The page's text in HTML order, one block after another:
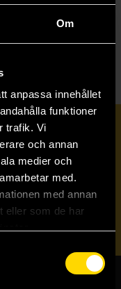
Om
anpassa innehållet
funktioner
trafik. Vi
och annan
medier och
med.
med annan
eller som de har
TECKNAD SERIE
Skicka